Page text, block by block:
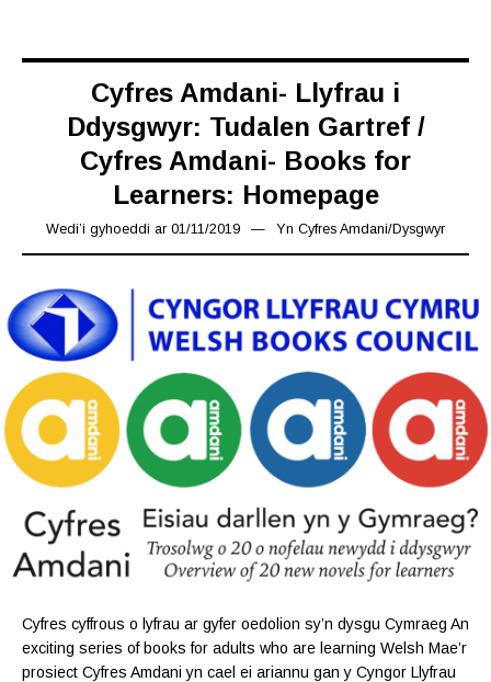
Cyfres Amdani- Llyfrau i
Ddysgwyr: Tudalen Gartref /
Cyfres Amdani- Books for
Learners: Homepage
Wedi’i gyhoeddi ar 01/11/2019 08/11/2019
Yn Cyfres Amdani/Dysgwyr
Cyfres cyffrous o lyfrau ar gyfer oedolion sy’n dysgu Cymraeg An
exciting series of books for adults who are learning Welsh Mae’r
prosiect Cyfres Amdani yn cael ei ariannu gan y Cyngor Llyfrau